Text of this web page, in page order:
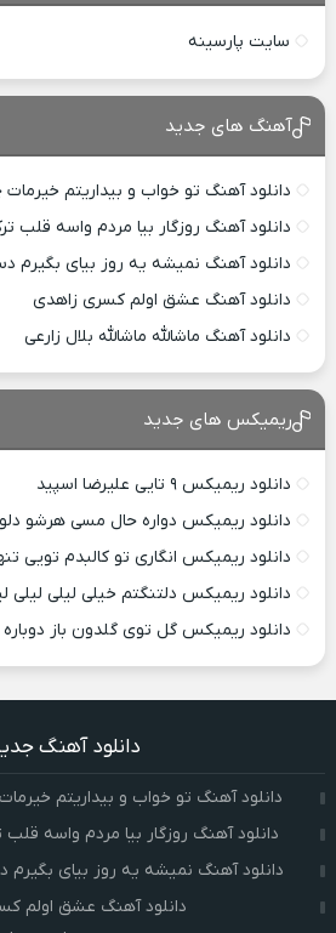
سایت پارسینه
آهنگ های جدید
دانلود آهنگ تو خواب و بیداریتم
دانلود آهنگ روزگار بیا مردم واسه قلب
دانلود آهنگ نمیشه یه روز بیای بگیرم
دانلود آهنگ عشق اولم کسری زاهدی
دانلود آهنگ ماشالله ماشالله بلال زارعی
ریمیکس های جدید
دانلود ریمیکس ۹ تایی علیرضا اسپید
دانلود ریمیکس دواره حال مسی هرشو
دانلود ریمیکس انگاری تو کالبدم تویی
دانلود ریمیکس دلتنگتم خیلی لیلی
دانلود ریمیکس گل توی گلدون باز
دانلود آهنگ
دانلود آهنگ تو خواب و بیداریتم
دانلود آهنگ روزگار بیا مردم واسه
دانلود آهنگ نمیشه یه روز بیای بگیرم
دانلود آهنگ عشق اولم